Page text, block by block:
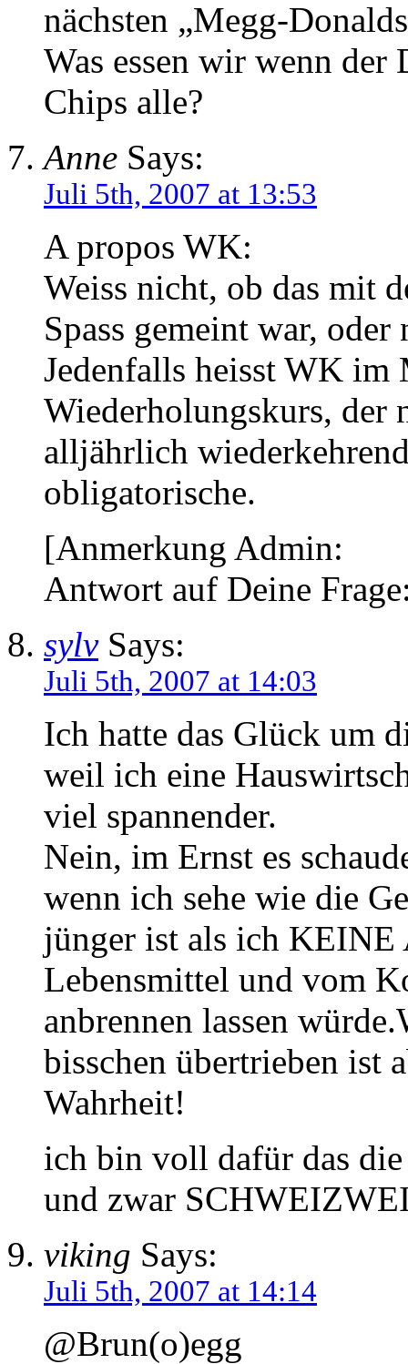
nächsten „Megg-
Was essen wir wenn
Chips alle?
Anne Says:
Juli 5th, 2007 at 13:53
A propos WK:
Weiss nicht, ob das mit
Spass gemeint war, oder
Jedenfalls heisst WK
Wiederholungskurs, der
alljährlich
obligatorische.
[Anmerkung Admin:
Antwort auf Deine
sylvSays:
Juli 5th, 2007 at 14:03
Ich hatte das Glück um
weil ich eine
viel spannender.
Nein, im Ernst es
wenn ich sehe wie die
jünger ist als ich KEINE
Lebensmittel und vom
anbrennen lassen
bisschen übertrieben ist
Wahrheit!
ich bin voll dafür das
und zwar
viking Says:
Juli 5th, 2007 at 14:14
@Brun(o)egg